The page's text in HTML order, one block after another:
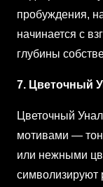
пробуждения,
начинается с
глубины
7. Цветочный
Цветочный
мотивами —
или нежными
символизируют